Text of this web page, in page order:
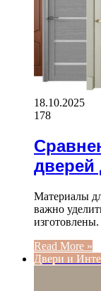
18.10.2025
178
дверей
Материалы
важно
Read More »
Двери и